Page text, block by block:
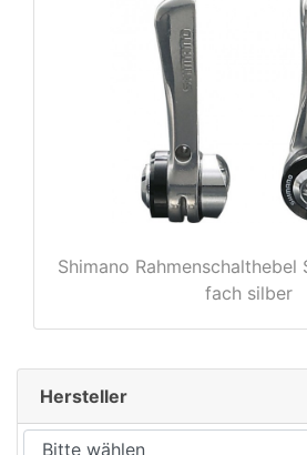
Shimano
fach silber
Hersteller